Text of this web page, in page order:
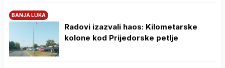
BANJA LUKA
Radovi izazvali haos: Kilometarske
kolone kod Prijedorske petlje